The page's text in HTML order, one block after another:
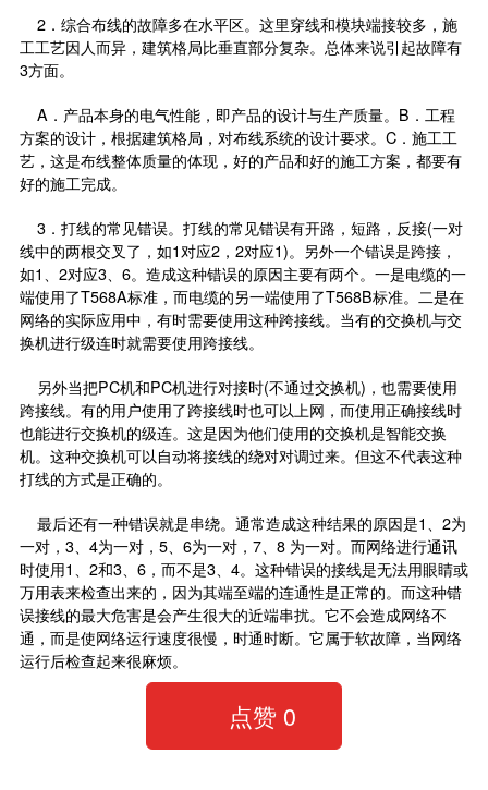
2．综合布线的故障多在水平区。这里穿线和模块端接较多，施
工工艺因人而异，建筑格局比垂直部分复杂。总体来说引起故障有
3方面。
A．产品本身的电气性能，即产品的设计与生产质量。B．工程
方案的设计，根据建筑格局，对布线系统的设计要求。C．施工工
艺，这是布线整体质量的体现，好的产品和好的施工方案，都要有
好的施工完成。
3．打线的常见错误。打线的常见错误有开路，短路，反接(一对
线中的两根交叉了，如1对应2，2对应1)。另外一个错误是跨接，
如1、2对应3、6。造成这种错误的原因主要有两个。一是电缆的一
端使用了T568A标准，而电缆的另一端使用了T568B标准。二是在
网络的实际应用中，有时需要使用这种跨接线。当有的交换机与交
换机进行级连时就需要使用跨接线。
另外当把PC机和PC机进行对接时(不通过交换机)，也需要使用
跨接线。有的用户使用了跨接线时也可以上网，而使用正确接线时
也能进行交换机的级连。这是因为他们使用的交换机是智能交换
机。这种交换机可以自动将接线的绕对对调过来。但这不代表这种
打线的方式是正确的。
最后还有一种错误就是串绕。通常造成这种结果的原因是1、2为
一对，3、4为一对，5、6为一对，7、8 为一对。而网络进行通讯
时使用1、2和3、6，而不是3、4。这种错误的接线是无法用眼睛或
万用表来检查出来的，因为其端至端的连通性是正常的。而这种错
误接线的最大危害是会产生很大的近端串扰。它不会造成网络不
通，而是使网络运行速度很慢，时通时断。它属于软故障，当网络
运行后检查起来很麻烦。
点赞 0